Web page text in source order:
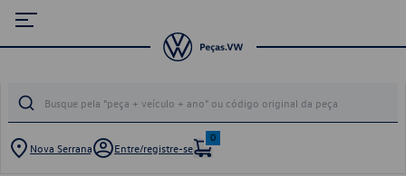
Nova Serrana Entre/registre-se
0